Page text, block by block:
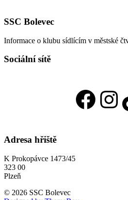
SSC Bolevec
Informace o klubu sídlícím v městské
Sociální sítě
Adresa hřiště
K Prokopávce 1473/45
323 00
Plzeň
© 2026 SSC Bolevec